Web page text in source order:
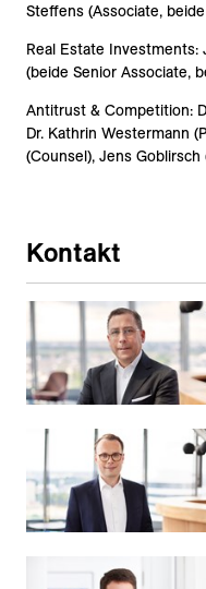
Steffens (Associate,
Real Estate Investments:
(beide Senior Associate,
Antitrust & Competition:
Dr. Kathrin Westermann
(Counsel), Jens
Kontakt